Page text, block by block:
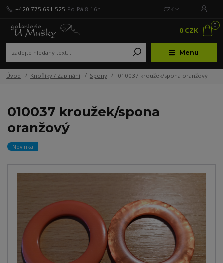
Menu
CZK
+420 775 691 525 Po-Pá 8-16h
0
0 CZK
Úvod Knoflíky / Zapínání Spony 010037 kroužek/spona oranžový
010037 kroužek/spona
oranžový
Novinka